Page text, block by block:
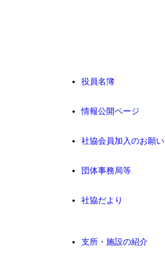
役員名簿
情報公開ページ
社協会員加入のお願い
団体事務局等
社協だより
支所・施設の紹介